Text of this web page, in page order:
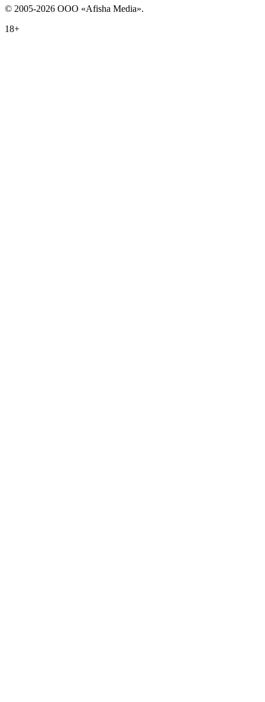
© 2005-2026 ООО «Afisha Media».
18+